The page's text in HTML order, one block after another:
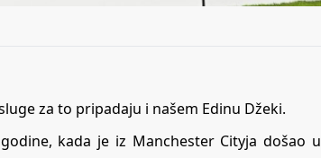
za to pripadaju i našem Edinu Džeki.
kada je iz Manchester Cityja došao u